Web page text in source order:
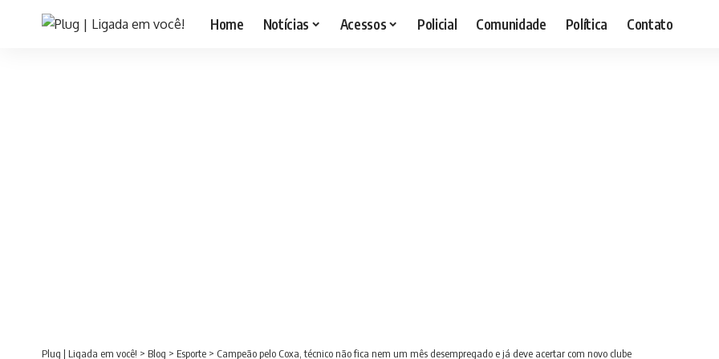
Home Notícias Acessos Policial Comunidade Política Contato
Plug | Ligada em você! > Blog > Esporte > Campeão pelo Coxa, técnico não fica nem um mês desempregado e já deve acertar com novo clube